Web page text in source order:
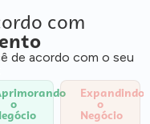
com
de acordo com o seu
o
Expandindo
o
Negócio